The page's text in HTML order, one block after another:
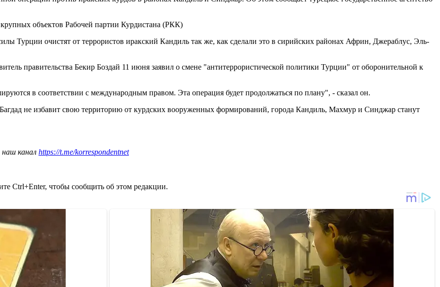
объектов Рабочей партии Курдистана (РКК)
Турции очистят от террористов иракский Кандиль так же, как сделали это в сирийских районах Африн, Джераблус, Эль-
правительства Бекир Боздай 11 июня заявил о смене "антитеррористической политики Турции" от оборонительной к
в соответствии с международным правом. Эта операция будет продолжаться по плану", - сказал он.
не избавит свою территорию от курдских вооруженных формирований, города Кандиль, Махмур и Синджар станут
наш канал https://t.me/korrespondentnet
Ctrl+Enter, чтобы сообщить об этом редакции.